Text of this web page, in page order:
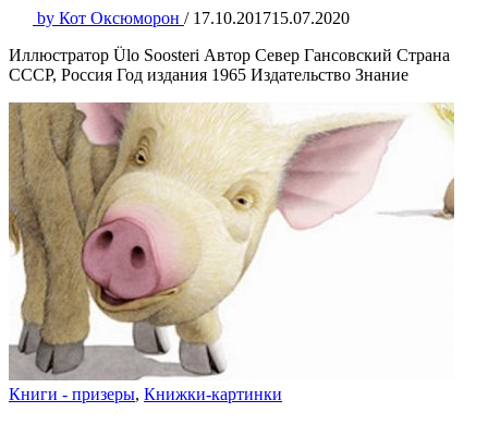
by Кот Оксюморон / 17.10.201715.07.2020
Иллюстратор Ülo Soosteri Автор Север Гансовский Страна
СССР, Россия Год издания 1965 Издательство Знание
Книги - призеры, Книжки-картинки